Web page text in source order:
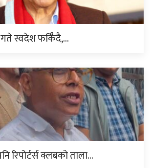
स्वदेश फर्किँदै,…
रिपोर्टर्स क्लबको ताला…